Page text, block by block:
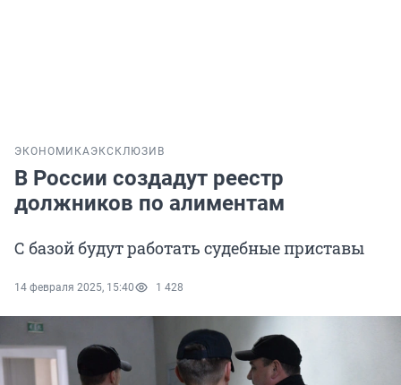
ЭКОНОМИКАЭКСКЛЮЗИВ
В России создадут реестр
должников по алиментам
С базой будут работать судебные приставы
14 февраля 2025, 15:40 1 428